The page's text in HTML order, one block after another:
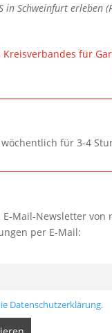
in Schweinfurt erleben
für
für 3-4
Mail-Newsletter
per E-Mail:
Datenschutzerklärung.